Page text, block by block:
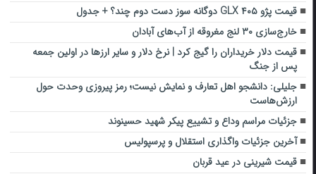
قیمت پژو ۴۰۵ GLX دوگانه سوز دست دوم چند؟ + جدول
خارج‌سازی ۳۰ لنج مغروقه از آب‌های آبادان
قیمت دلار خریداران را گیج کرد | نرخ دلار و سایر ارزها در اولین جمعه
پس از جنگ
جلیلی: دانشجو اهل تعارف و نمایش نیست؛ رمز پیروزی وحدت حول
ارزش‌هاست
جزئیات مراسم وداع و تشییع پیکر شهید حسینوند
آخرین جزئیات واگذاری استقلال و پرسپولیس
قیمت شیرینی در عید قربان